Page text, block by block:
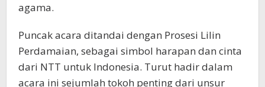
agama.
Puncak acara ditandai dengan Prosesi Lilin
Perdamaian, sebagai simbol harapan dan cinta
dari NTT untuk Indonesia. Turut hadir dalam
acara ini sejumlah tokoh penting dari unsur